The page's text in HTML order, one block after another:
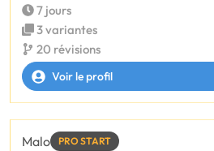
7 jours
3 variantes
20 révisions
Voir le profil
Malo PRO START